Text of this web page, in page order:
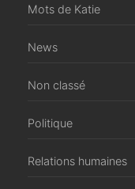
Mots de Katie
News
Non classé
Politique
Relations humaines